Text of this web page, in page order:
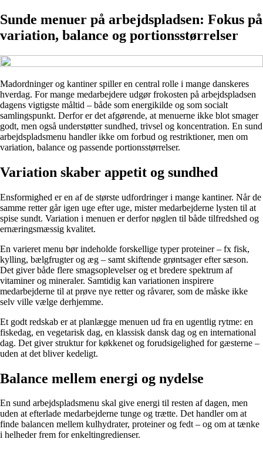
Sunde menuer på arbejdspladsen: Fokus på
variation, balance og portionsstørrelser
Madordninger og kantiner spiller en central rolle i mange danskeres
hverdag. For mange medarbejdere udgør frokosten på arbejdspladsen
dagens vigtigste måltid – både som energikilde og som socialt
samlingspunkt. Derfor er det afgørende, at menuerne ikke blot smager
godt, men også understøtter sundhed, trivsel og koncentration. En sund
arbejdspladsmenu handler ikke om forbud og restriktioner, men om
variation, balance og passende portionsstørrelser.
Variation skaber appetit og sundhed
Ensformighed er en af de største udfordringer i mange kantiner. Når de
samme retter går igen uge efter uge, mister medarbejderne lysten til at
spise sundt. Variation i menuen er derfor nøglen til både tilfredshed og
ernæringsmæssig kvalitet.
En varieret menu bør indeholde forskellige typer proteiner – fx fisk,
kylling, bælgfrugter og æg – samt skiftende grøntsager efter sæson.
Det giver både flere smagsoplevelser og et bredere spektrum af
vitaminer og mineraler. Samtidig kan variationen inspirere
medarbejderne til at prøve nye retter og råvarer, som de måske ikke
selv ville vælge derhjemme.
Et godt redskab er at planlægge menuen ud fra en ugentlig rytme: en
fiskedag, en vegetarisk dag, en klassisk dansk dag og en international
dag. Det giver struktur for køkkenet og forudsigelighed for gæsterne –
uden at det bliver kedeligt.
Balance mellem energi og nydelse
En sund arbejdspladsmenu skal give energi til resten af dagen, men
uden at efterlade medarbejderne tunge og trætte. Det handler om at
finde balancen mellem kulhydrater, proteiner og fedt – og om at tænke
i helheder frem for enkeltingredienser.